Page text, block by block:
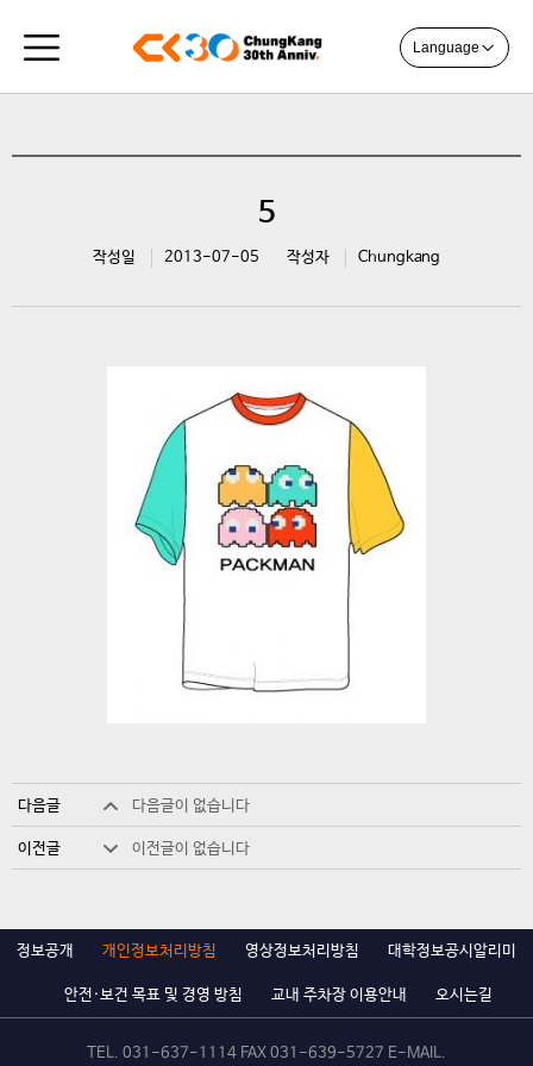
Language
5
작성일 2013-07-05 작성자 Chungkang
다음글 다음글이 없습니다
이전글 이전글이 없습니다
정보공개 개인정보처리방침 영상정보처리방침 대학정보공시알리미
안전·보건 목표 및 경영 방침 교내 주차장 이용안내 오시는길
TEL. 031-637-1114 FAX 031-639-5727 E-MAIL.